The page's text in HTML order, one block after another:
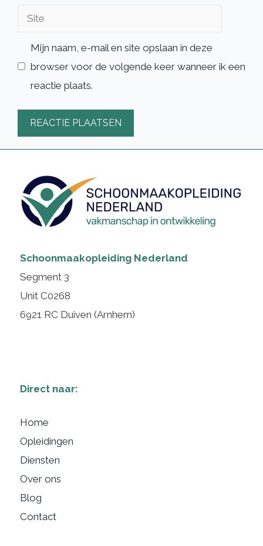
Site
Mijn naam, e-mail en site opslaan in deze
browser voor de volgende keer wanneer ik een
reactie plaats.
Schoonmaakopleiding Nederland
Segment 3
Unit C0268
6921 RC Duiven (Arnhem)
Direct naar:
Home
Opleidingen
Diensten
Over ons
Blog
Contact